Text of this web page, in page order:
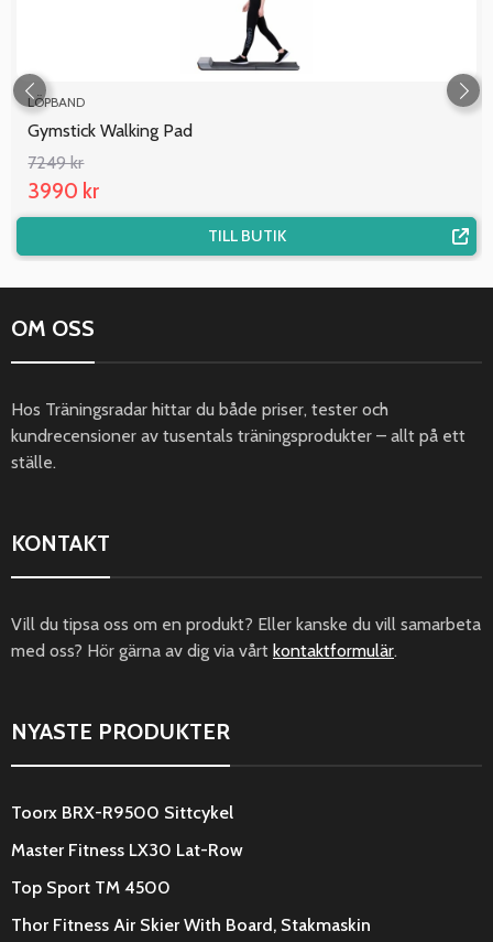
LÖPBAND
Gymstick Walking Pad
7249 kr
3990 kr
TILL BUTIK
OM OSS
Hos Träningsradar hittar du både priser, tester och
kundrecensioner av tusentals träningsprodukter – allt på ett
ställe.
KONTAKT
Vill du tipsa oss om en produkt? Eller kanske du vill samarbeta
med oss? Hör gärna av dig via vårt kontaktformulär.
NYASTE PRODUKTER
Toorx BRX-R9500 Sittcykel
Master Fitness LX30 Lat-Row
Top Sport TM 4500
Thor Fitness Air Skier With Board, Stakmaskin